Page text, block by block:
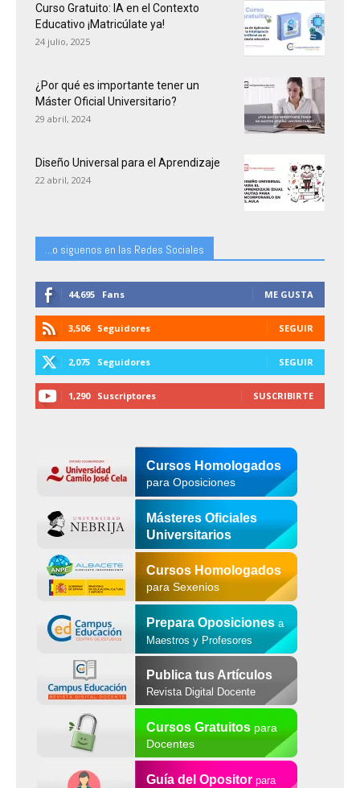
Curso Gratuito: IA en el Contexto
Educativo ¡Matricúlate ya!
24 julio, 2025
¿Por qué es importante tener un
Máster Oficial Universitario?
29 abril, 2024
Diseño Universal para el Aprendizaje
22 abril, 2024
...o siguenos en las Redes Sociales
44,695 Fans ME GUSTA
3,506 Seguidores SEGUIR
2,075 Seguidores SEGUIR
1,290 Suscriptores SUSCRIBIRTE
Cursos Homologados
para Oposiciones
Másteres Oficiales
Universitarios
Cursos Homologados
para Sexenios
Prepara Oposiciones a
Maestros y Profesores
Publica tus Artículos
Revista Digital Docente
Cursos Gratuitospara
Docentes
Guía del Opositor para